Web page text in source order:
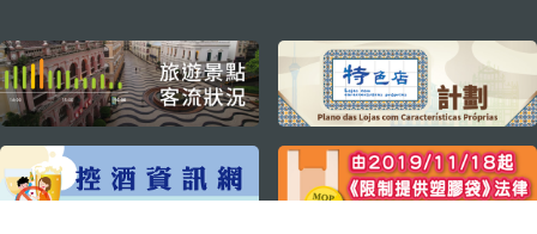
external links